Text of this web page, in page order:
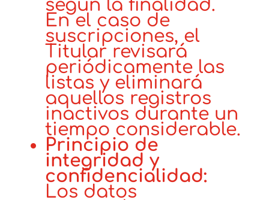
según la finalidad.
En el caso de
suscripciones, el
Titular revisará
periódicamente las
listas y eliminará
aquellos registros
inactivos durante un
tiempo considerable.
Principio de
integridad y
confidencialidad:
Los datos